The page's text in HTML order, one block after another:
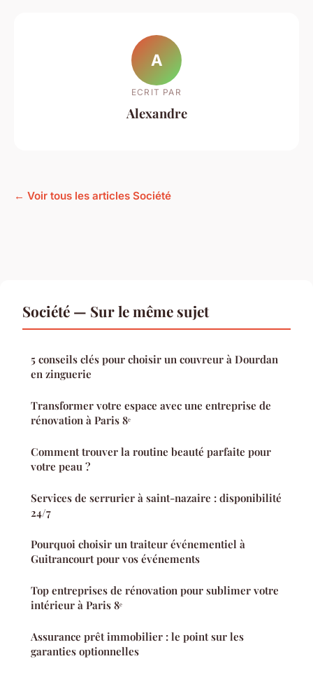
A
ECRIT PAR
Alexandre
← Voir tous les articles Société
Société — Sur le même sujet
5 conseils clés pour choisir un couvreur à Dourdan
en zinguerie
Transformer votre espace avec une entreprise de
rénovation à Paris 8ᵉ
Comment trouver la routine beauté parfaite pour
votre peau ?
Services de serrurier à saint-nazaire : disponibilité
24/7
Pourquoi choisir un traiteur événementiel à
Guitrancourt pour vos événements
Top entreprises de rénovation pour sublimer votre
intérieur à Paris 8ᵉ
Assurance prêt immobilier : le point sur les
garanties optionnelles